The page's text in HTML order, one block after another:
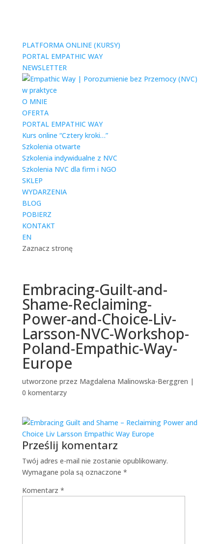
PLATFORMA ONLINE (KURSY)
PORTAL EMPATHIC WAY
NEWSLETTER
O MNIE
OFERTA
PORTAL EMPATHIC WAY
Kurs online “Cztery kroki…”
Szkolenia otwarte
Szkolenia indywidualne z NVC
Szkolenia NVC dla firm i NGO
SKLEP
WYDARZENIA
BLOG
POBIERZ
KONTAKT
EN
Zaznacz stronę
Embracing-Guilt-and-
Shame-Reclaiming-
Power-and-Choice-Liv-
Larsson-NVC-Workshop-
Poland-Empathic-Way-
Europe
utworzone przez Magdalena Malinowska-Berggren |
0 komentarzy
Prześlij komentarz
Twój adres e-mail nie zostanie opublikowany.
Wymagane pola są oznaczone *
Komentarz *